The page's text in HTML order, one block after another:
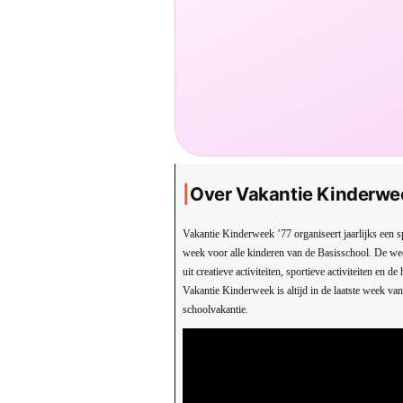
Over Vakantie
Vakantie Kinderweek ’77 organiseert jaarlijks een
week voor alle kinderen van de Basisschool. De
uit creatieve activiteiten, sportieve activiteiten en de
Vakantie Kinderweek is altijd in de laatste week
schoolvakantie.